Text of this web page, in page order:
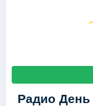
Радио День